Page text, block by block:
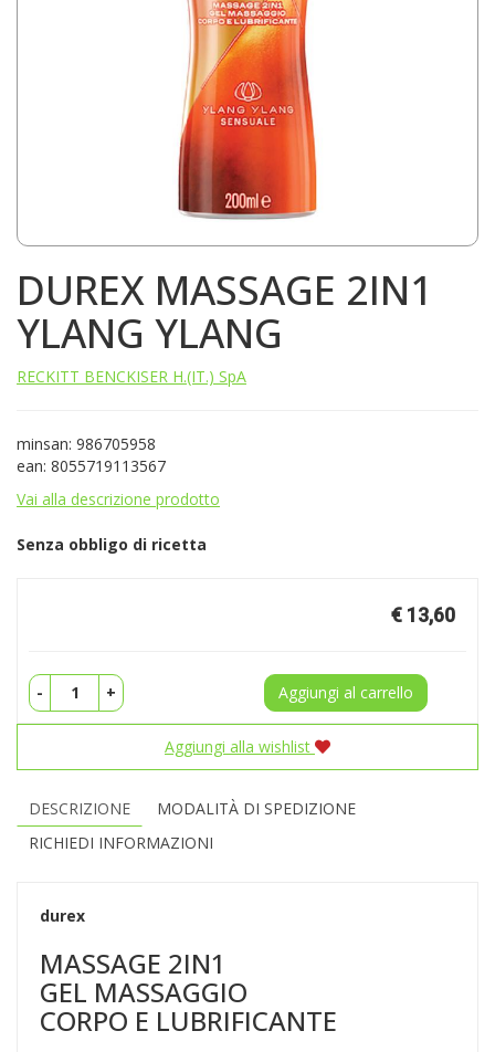
DUREX MASSAGE 2IN1
YLANG YLANG
RECKITT BENCKISER H.(IT.) SpA
minsan: 986705958
ean: 8055719113567
Vai alla descrizione prodotto
Senza obbligo di ricetta
€ 13,60
- + Aggiungi al carrello
Aggiungi alla wishlist
DESCRIZIONE
MODALITÀ DI SPEDIZIONE
RICHIEDI INFORMAZIONI
durex
MASSAGE 2IN1
GEL MASSAGGIO
CORPO E LUBRIFICANTE